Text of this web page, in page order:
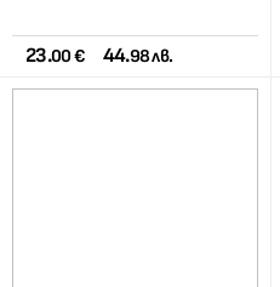
23.00 € 44.98 лв.